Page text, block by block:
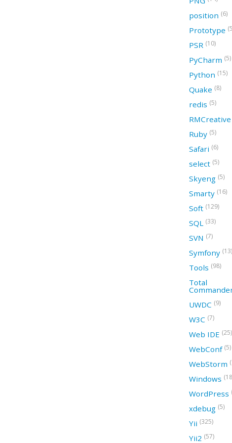
position (6)
Prototype
PSR (10)
PyCharm (5)
Python (15)
Quake (8)
redis (5)
RMCreative
Ruby (5)
Safari (6)
select (5)
Skyeng (5)
Smarty (16)
Soft (129)
SQL (33)
SVN (7)
Symfony (13)
Tools (98)
Total
UWDC (9)
W3C (7)
Web IDE (25)
WebConf (5)
WebStorm
Windows
WordPress
xdebug (5)
Yii (325)
Yii2 (57)